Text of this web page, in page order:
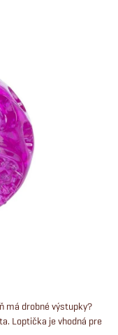
má drobné výstupky?
Loptička je vhodná pre